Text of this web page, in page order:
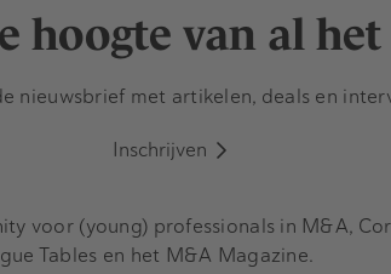
hoogte van al
nieuwsbrief met artikelen, deals en
Inschrijven
voor (young) professionals in M&A,
Tables en het M&A Magazine.